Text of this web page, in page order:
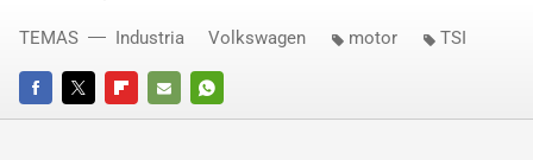
FACEBOOKTWITTERFLIPBOARD
E-
WHATSAPP
TEMAS Industria Volkswagen motor TSI